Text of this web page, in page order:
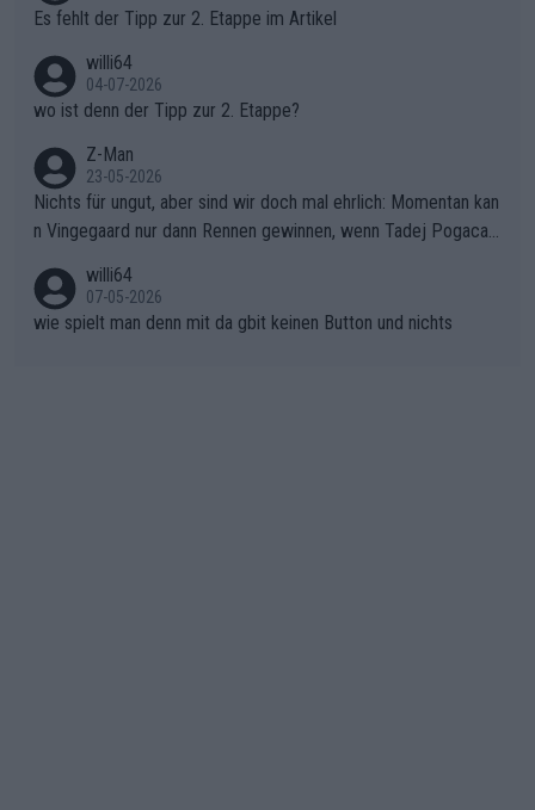
Rückstand im Gesamtklassement – ein Polster, das Niewiado
gibt. Diese Etappe wird sicher als der psychologische Wendep
unkt dieser Tour in die Geschichte eingehen. Wenn man bei so
einem harten Aufstieg einmal den Moment verpasst und der K
onkurrentin die "zweite Luft" schenkt, ist der Schaden am Ber
g kaum noch zu reparieren.Vor uns liegt nun das große Finale R
ichtung Nizza. Niewiadoma hat psychologisch Oberwasser, ab
er SD Worx und Vollering müssen jetzt All-In gehen. (gregman
n)
Es fehlt der Tipp zur 2. Etappe im Artikel
willi64
04-07-2026
wo ist denn der Tipp zur 2. Etappe?
Z-Man
23-05-2026
Nichts für ungut, aber sind wir doch mal ehrlich: Momentan kan
n Vingegaard nur dann Rennen gewinnen, wenn Tadej Pogacar
willi64
07-05-2026
wie spielt man denn mit da gbit keinen Button und nichts